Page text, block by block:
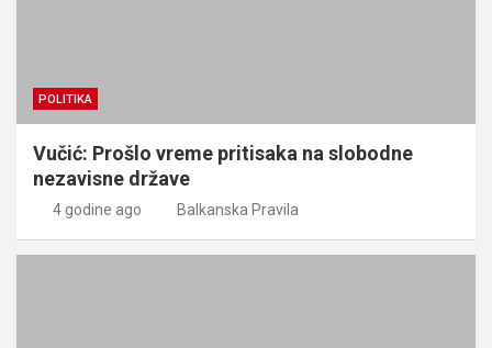
POLITIKA
Vučić: Prošlo vreme pritisaka na slobodne
nezavisne države
4 godine ago Balkanska Pravila